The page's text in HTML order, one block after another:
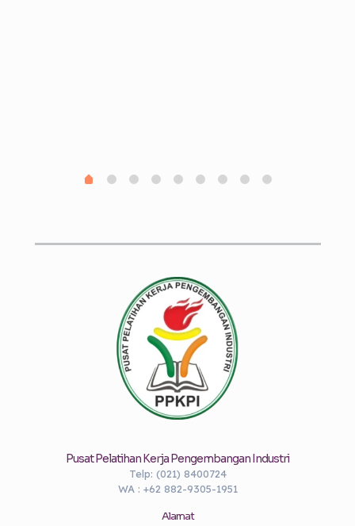
Pusat Pelatihan Kerja Pengembangan Industri
Telp: (021) 8400724
WA : +62 882-9305-1951
Alamat